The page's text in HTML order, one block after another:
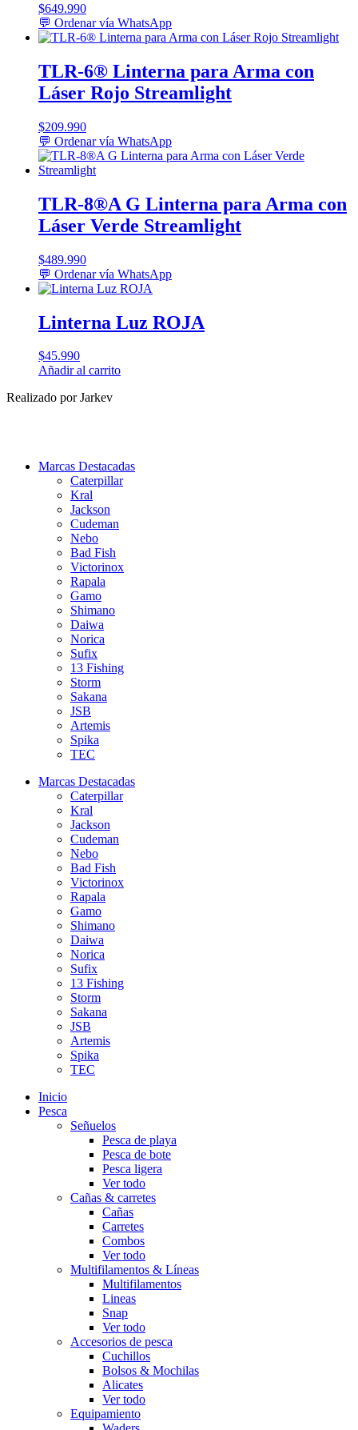
$649.990
💬 Ordenar vía WhatsApp
TLR-6® Linterna para Arma con
Láser Rojo Streamlight
$209.990
💬 Ordenar vía WhatsApp
TLR-8®A G Linterna para Arma con
Láser Verde Streamlight
$489.990
💬 Ordenar vía WhatsApp
Linterna Luz ROJA
$45.990
Añadir al carrito
Realizado por Jarkev
Marcas Destacadas
Caterpillar
Kral
Jackson
Cudeman
Nebo
Bad Fish
Victorinox
Rapala
Gamo
Shimano
Daiwa
Norica
Sufix
13 Fishing
Storm
Sakana
JSB
Artemis
Spika
TEC
Marcas Destacadas
Caterpillar
Kral
Jackson
Cudeman
Nebo
Bad Fish
Victorinox
Rapala
Gamo
Shimano
Daiwa
Norica
Sufix
13 Fishing
Storm
Sakana
JSB
Artemis
Spika
TEC
Inicio
Pesca
Señuelos
Pesca de playa
Pesca de bote
Pesca ligera
Ver todo
Cañas & carretes
Cañas
Carretes
Combos
Ver todo
Multifilamentos & Líneas
Multifilamentos
Lineas
Snap
Ver todo
Accesorios de pesca
Cuchillos
Bolsos & Mochilas
Alicates
Ver todo
Equipamiento